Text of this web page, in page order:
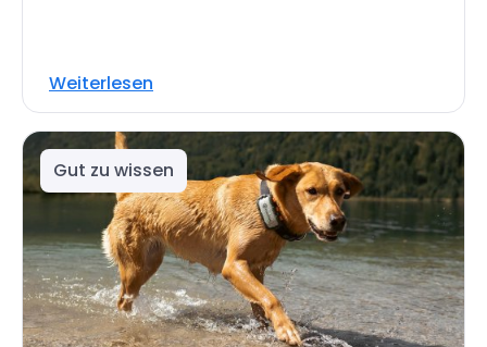
Weiterlesen
Gut zu wissen